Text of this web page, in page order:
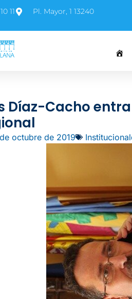
11 Pl. Mayor, 1 13240
Díaz-Cacho
octubre de 2019